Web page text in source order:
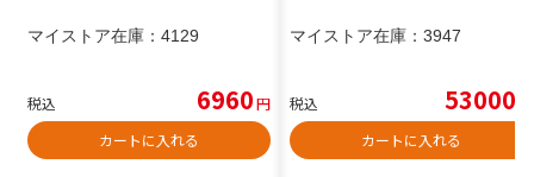
マイストア在庫： 4129
税込 6960円
カートに入れる
マイストア在庫： 3947
税込 53000
カートに入れる